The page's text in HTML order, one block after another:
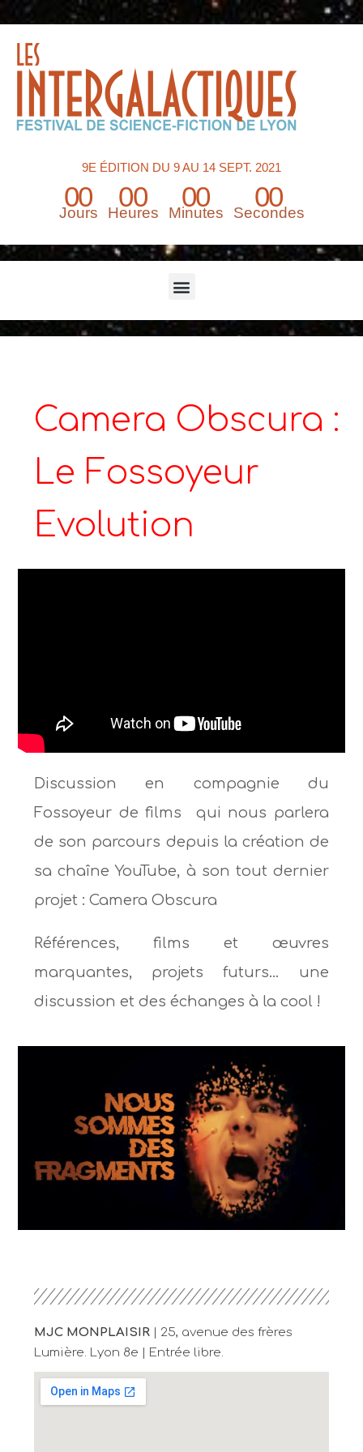
9E ÉDITION DU 9 AU 14 SEPT. 2021
00
Jours
00
Heures
00
Minutes
00
Secondes
Camera Obscura :
Le Fossoyeur
Evolution
Discussion en compagnie du
Fossoyeur de films qui nous parlera
de son parcours depuis la création de
sa chaîne YouTube, à son tout dernier
projet : Camera Obscura
Références, films et œuvres
marquantes, projets futurs… une
discussion et des échanges à la cool !
MJC MONPLAISIR | 25, avenue des frères
Lumière. Lyon 8e | Entrée libre.